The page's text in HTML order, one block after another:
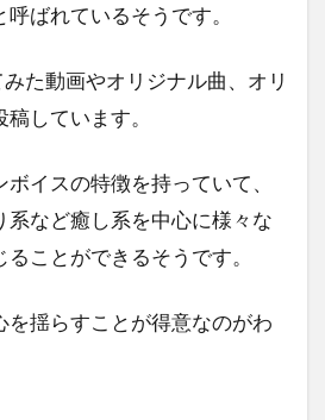
ばれているそうです。
た動画やオリジナル曲、オリ
しています。
イスの特徴を持っていて、
系など癒し系を中心に様々な
ことができるそうです。
を揺らすことが得意なのがわ